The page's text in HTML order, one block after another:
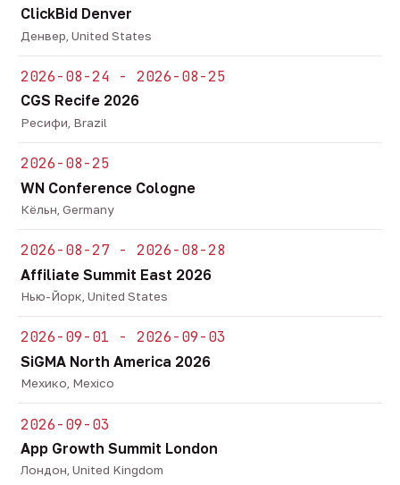
ClickBid Denver
Денвер, United States
2026-08-24 - 2026-08-25
CGS Recife 2026
Ресифи, Brazil
2026-08-25
WN Conference Cologne
Кёльн, Germany
2026-08-27 - 2026-08-28
Affiliate Summit East 2026
Нью-Йорк, United States
2026-09-01 - 2026-09-03
SiGMA North America 2026
Мехико, Mexico
2026-09-03
App Growth Summit London
Лондон, United Kingdom